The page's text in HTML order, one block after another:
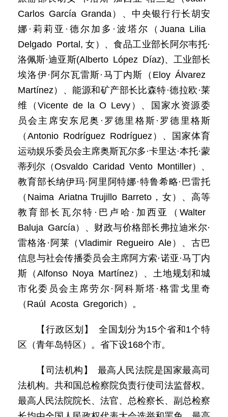
Carlos García Granda）、中央银行行长胡安
娜·莉莉亚·德尔加多·波塔尔（Juana Lilia
Delgado Portal, 女）、食品工业部长阿尔韦托·
洛佩斯·迪亚斯(Alberto López Díaz)、工业部长
埃洛伊·阿尔瓦雷斯·马丁内斯（Eloy Álvarez
Martínez）、能源和矿产部长比森特·德拉欧·莱
维（Vicente de la O Levy）、国家水资源委
员会主席安东尼奥·罗德里格斯·罗德里格斯
（Antonio Rodríguez Rodríguez）、国家体育
运动娱乐委员会主席奥斯瓦尔多·卡里达·本托·蒙
蒂列尔（Osvaldo Caridad Vento Montiller）、
教育部长纳伊玛·阿里阿特娜·特鲁希略·巴雷托
（Naima Ariatna Trujillo Barreto，女）、高等
教育部长瓦尔特·巴卢哈·加西亚（Walter
Baluja García）、财政与价格部长弗拉迪米尔·
雷格洛·阿莱（Vladimir Regueiro Ale）、古巴
信息与社会传播委员会主席阿方索·诺亚·马丁内
斯（Alfonso Noya Martínez）、土地规划和城
市化委员会主席劳尔·阿科斯塔·格雷戈里奇
（Raúl Acosta Gregorich）。
【行政区划】 全国划分为15个省和1个特
区（青年岛特区）。省下设168个市。
【司法机构】 最高人民法院是国家最高司
法机构。共和国总检察院负责行使司法监督权。
最高人民法院院长、法官、总检察长、副总检察